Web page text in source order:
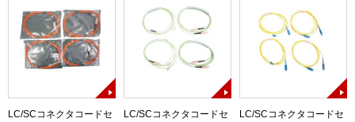
LC/SCコネクタコードセ
LC/SCコネクタコードセ
LC/SCコネクタコードセ